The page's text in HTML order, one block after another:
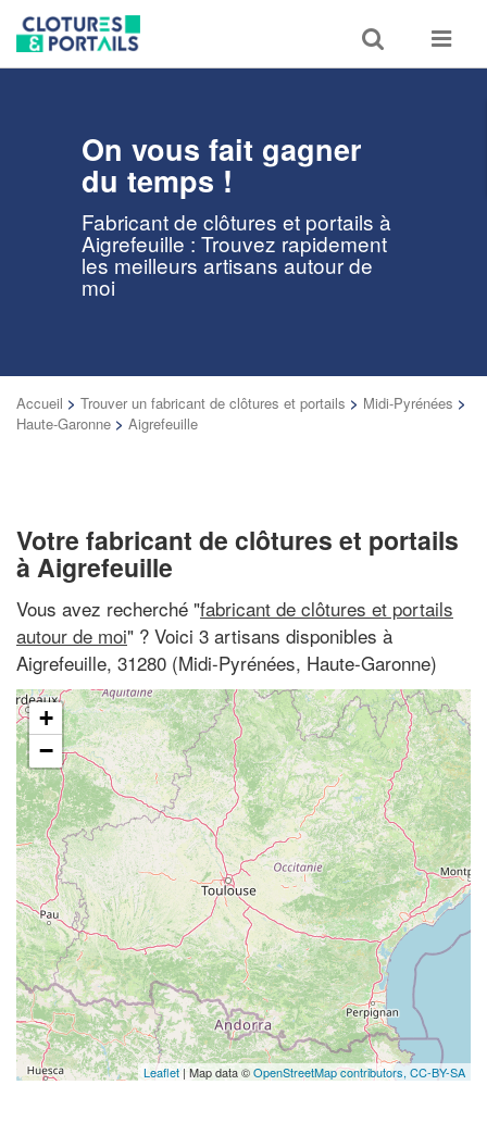
Toggle
search
Toggle
On vous fait gagner
du temps !
Fabricant de clôtures et portails à
Aigrefeuille : Trouvez rapidement
les meilleurs artisans autour de
moi
Accueil > Trouver un fabricant de clôtures et portails > Midi-Pyrénées >
Haute-Garonne > Aigrefeuille
Votre fabricant de clôtures et portails
à Aigrefeuille
Vous avez recherché "fabricant de clôtures et portails
autour de moi" ? Voici 3 artisans disponibles à
Aigrefeuille, 31280 (Midi-Pyrénées, Haute-Garonne)
+
−
Leaflet | Map data ©OpenStreetMap contributors, CC-BY-SA